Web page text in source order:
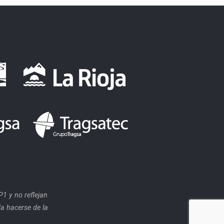
y no reflejan
hacerse de la